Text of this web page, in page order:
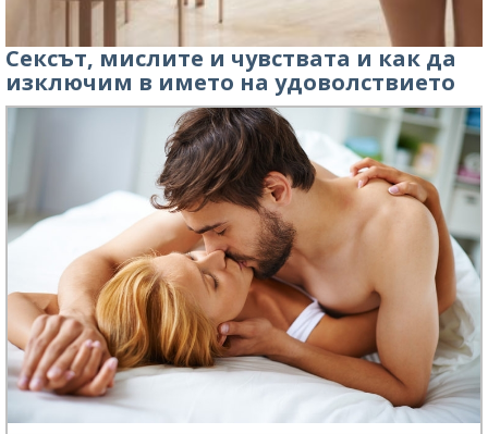
Сексът, мислите и чувствата и как да
изключим в името на удоволствието